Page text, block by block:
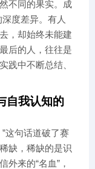
不同的果实。成
深度差异。有人
，却始终未能建
后的人，往往是
践中不断总结、
自我认知的
这句话道破了赛
缺，稀缺的是识
外来的“名血”，